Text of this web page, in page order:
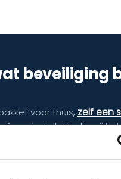
beveiliging
voor thuis, zelf een
een installatie die wij
een gratis